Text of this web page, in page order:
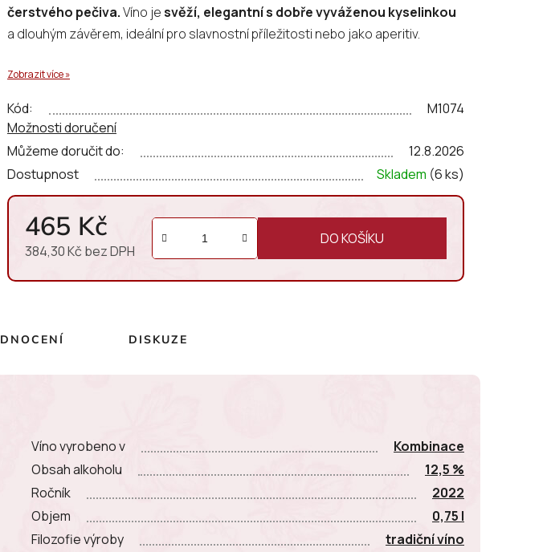
čerstvého pečiva.Víno jesvěží, elegantní s dobře vyváženou kyselinkou
a dlouhým závěrem, ideální pro slavnostní příležitosti nebo jako aperitiv.
Zobrazit více »
Dostupnost Skladem (6 ks)
Můžeme doručit do: 12.8.2026
Možnosti doručení
Kód: M1074
465 Kč
384,30 Kč bez DPH
Měrná cena:
DO KOŠÍKU
DISKUZE
Víno vyrobeno v
Kombinace
Obsah alkoholu
12,5 %
Ročník
2022
Objem
0,75 l
Filozofie výroby
tradiční víno